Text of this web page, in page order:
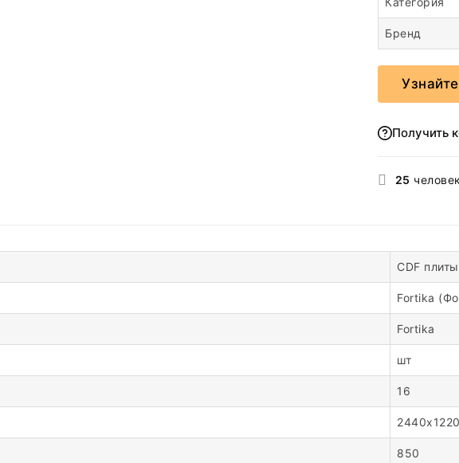
Бренд
Получить
25
CDF плиты
Fortika
Fortika
шт
16
2440х1220
850